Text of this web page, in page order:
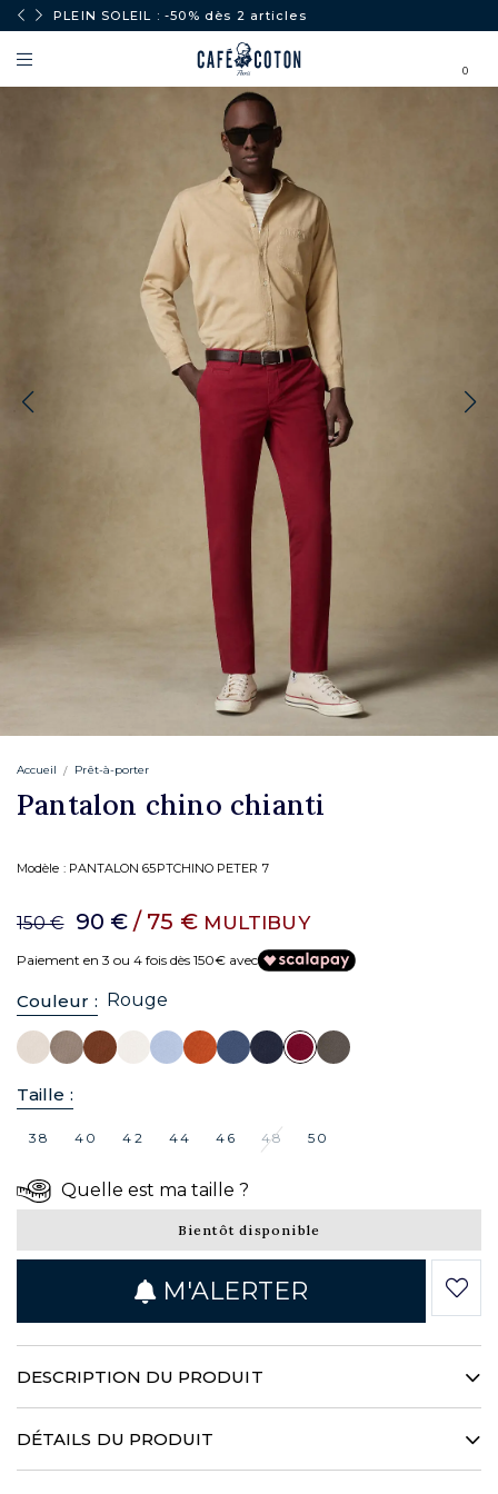
PLEIN SOLEIL : -50% dès 2 articles
0
Accueil Prêt-à-porter
Pantalon chino chianti
Modèle : PANTALON 65PTCHINO PETER 7
150 € 90 € / 75 € MULTIBUY
Paiement en 3 ou 4 fois dès 150€ avec
Couleur : Rouge
Taille :
38 40 42 44 46 48 50
Quelle est ma taille ?
Bientôt disponible
M'ALERTER
DESCRIPTION DU PRODUIT
gabardine de coton émerisé à la main envoûtante.
DÉTAILS DU PRODUIT